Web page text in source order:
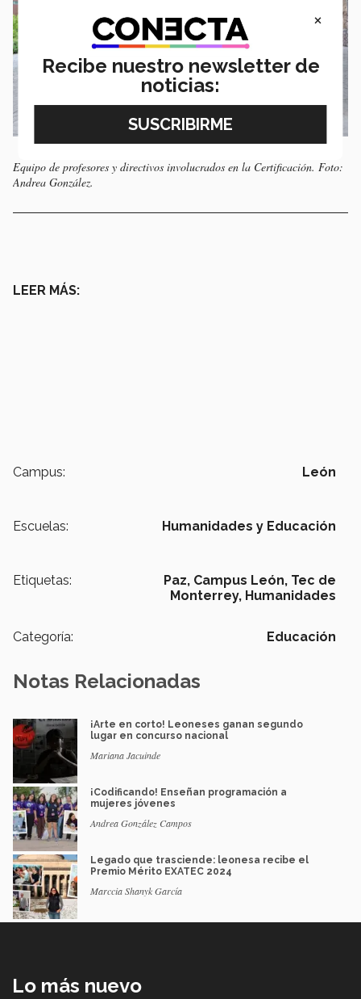
Equipo de profesores y directivos involucrados en la Certificación. Foto:
Andrea González.
LEER MÁS:
Campus: León
Escuelas: Humanidades y Educación
Etiquetas: Paz, Campus León, Tec de
Monterrey, Humanidades
Categoría: Educación
Notas Relacionadas
¡Arte en corto! Leoneses ganan segundo
lugar en concurso nacional
Mariana Jacuinde
¡Codificando! Enseñan programación a
mujeres jóvenes
Andrea González Campos
Legado que trasciende: leonesa recibe el
Premio Mérito EXATEC 2024
Marccia Shanyk García
Lo más nuevo
×
Recibe nuestro newsletter de
noticias: